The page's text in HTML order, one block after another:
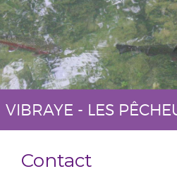
VIBRAYE - LES
Contact